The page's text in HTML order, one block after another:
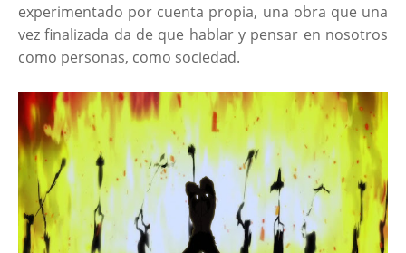
experimentado por cuenta propia, una obra que una
vez finalizada da de que hablar y pensar en nosotros
como personas, como sociedad.